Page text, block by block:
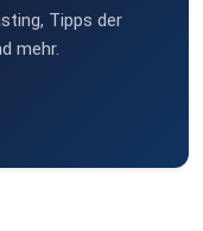
Tipps der
mehr.